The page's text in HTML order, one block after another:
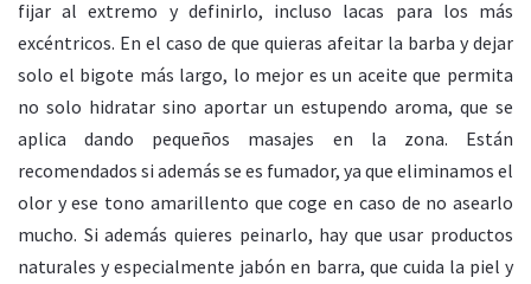
fijar al extremo y definirlo, incluso lacas para los más
excéntricos. En el caso de que quieras afeitar la barba y dejar
solo el bigote más largo, lo mejor es un aceite que permita
no solo hidratar sino aportar un estupendo aroma, que se
aplica dando pequeños masajes en la zona. Están
recomendados si además se es fumador, ya que eliminamos el
olor y ese tono amarillento que coge en caso de no asearlo
mucho. Si además quieres peinarlo, hay que usar productos
naturales y especialmente jabón en barra, que cuida la piel y